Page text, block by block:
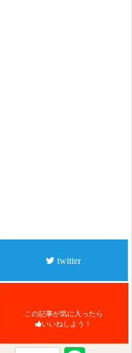
twitter
この記事が気に入ったら
いいねしよう！